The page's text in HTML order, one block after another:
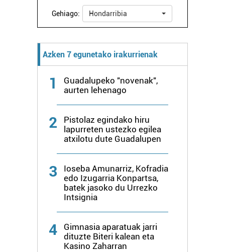
Gehiago: Hondarribia
Azken 7 egunetako irakurrienak
1
Guadalupeko "novenak",
aurten lehenago
2
Pistolaz egindako hiru
lapurreten ustezko egilea
atxilotu dute Guadalupen
3
Ioseba Amunarriz, Kofradia
edo Izugarria Konpartsa,
batek jasoko du Urrezko
Intsignia
4
Gimnasia aparatuak jarri
dituzte Biteri kalean eta
Kasino Zaharran